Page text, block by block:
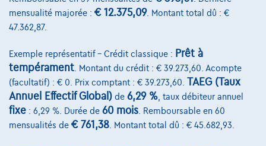
mensualité majorée : € 12.375,09. Montant total dû : €
47.362,87.
Exemple représentatif – Crédit classique : Prêt à
tempérament . Montant du crédit : € 39.273,60. Acompte
(facultatif) : € 0. Prix comptant : € 39.273,60. TAEG (Taux
Annuel Effectif Global) de 6,29 % , taux débiteur annuel
fixe : 6,29 %. Durée de 60 mois . Remboursable en 60
mensualités de € 761,38 . Montant total dû : € 45.682,93.
Devenez client
Charte de qualité
Nos dealers
Nos partenaires